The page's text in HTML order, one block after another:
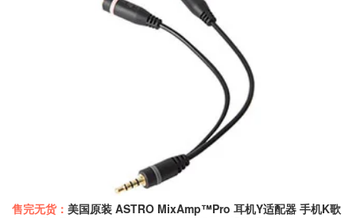
售完无货： 美国原装 ASTRO MixAmp™Pro 耳机Y适配器 手机K歌